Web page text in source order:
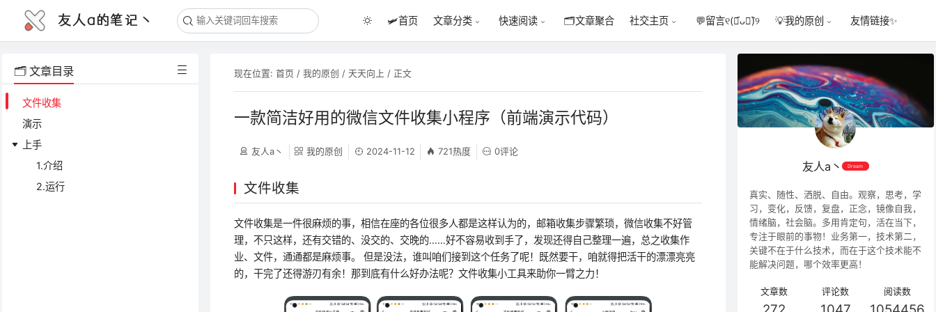
友人a的笔记丶 🛩️首页 文章分类 快速阅读 🗂️文章聚合 社交主页 💬留言୧(﹒︠ᴗ﹒︡)୨ 💡我的原创 友情链接✨
🗂️ 文章目录
文件收集
演示
上手
1.介绍
2.运行
现在位置:首页 /我的原创 /天天向上 / 正文
一款简洁好用的微信文件收集小程序（前端演示代码）
友人a丶 我的原创 2024-11-12 721热度 0评论
文件收集
文件收集是一件很麻烦的事，相信在座的各位很多人都是这样认为的，邮箱收集步骤繁琐，微信收集不好管
理，不只这样，还有交错的、没交的、交晚的……好不容易收到手了，发现还得自己整理一遍，总之收集作
业、文件，通通都是麻烦事。 但是没法，谁叫咱们接到这个任务了呢！既然要干，咱就得把活干的漂漂亮亮
的，干完了还得游刃有余！那到底有什么好办法呢？文件收集小工具来助你一臂之力！
友人a丶 Dream
真实、随性、洒脱、自由。观察，思考，学
习，变化，反馈，复盘，正念，镜像自我，
情绪脑，社会脑。多用肯定句，活在当下，
专注于眼前的事物！业务第一，技术第二，
关键不在于什么技术，而在于这个技术能不
能解决问题，哪个效率更高！
文章数 评论数 阅读数